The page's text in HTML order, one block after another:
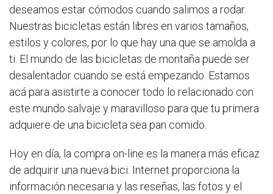
deseamos estar cómodos cuando salimos a rodar.
Nuestras bicicletas están libres en varios tamaños,
estilos y colores, por lo que hay una que se amolda a
ti. El mundo de las bicicletas de montaña puede ser
desalentador cuando se está empezando. Estamos
acá para asistirte a conocer todo lo relacionado con
este mundo salvaje y maravilloso para que tu primera
adquiere de una bicicleta sea pan comido.
Hoy en día, la compra on-line es la manera más eficaz
de adquirir una nueva bici. Internet proporciona la
información necesaria y las reseñas, las fotos y el